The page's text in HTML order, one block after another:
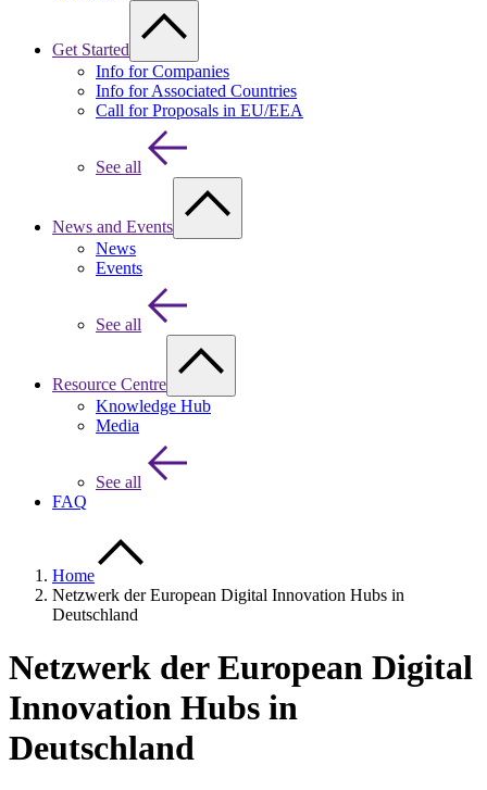
Get Started
Info for Companies
Info for Associated Countries
Call for Proposals in EU/EEA
See all
News and Events
News
Events
See all
Resource Centre
Knowledge Hub
Media
See all
FAQ
Home
Netzwerk der European Digital Innovation Hubs in
Deutschland
Netzwerk der European Digital
Innovation Hubs in
Deutschland